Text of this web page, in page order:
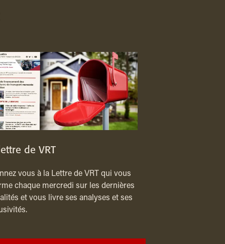
de VRT
vous à la Lettre de VRT qui vous
chaque mercredi sur les dernières
et vous livre ses analyses et ses